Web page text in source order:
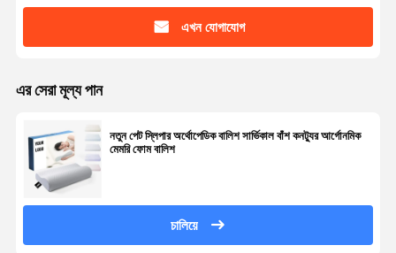
এখন যোগাযোগ
এর সেরা মূল্য পান
নতুন পেট স্লিপার অর্থোপেডিক বালিশ সার্ভিকাল বাঁশ কনট্যুর আর্গোনমিক
মেমরি ফোম বালিশ
চালিয়ে